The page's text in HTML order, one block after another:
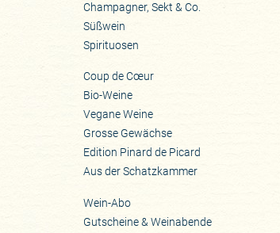
Champagner, Sekt & Co.
Süßwein
Spirituosen
Coup de Cœur
Bio-Weine
Vegane Weine
Grosse Gewächse
Edition Pinard de Picard
Aus der Schatzkammer
Wein-Abo
Gutscheine & Weinabende